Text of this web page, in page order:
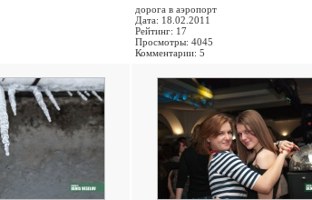
дорога в аэропорт
Дата: 18.02.2011
Рейтинг: 17
Просмотры: 4045
Комментарии: 5